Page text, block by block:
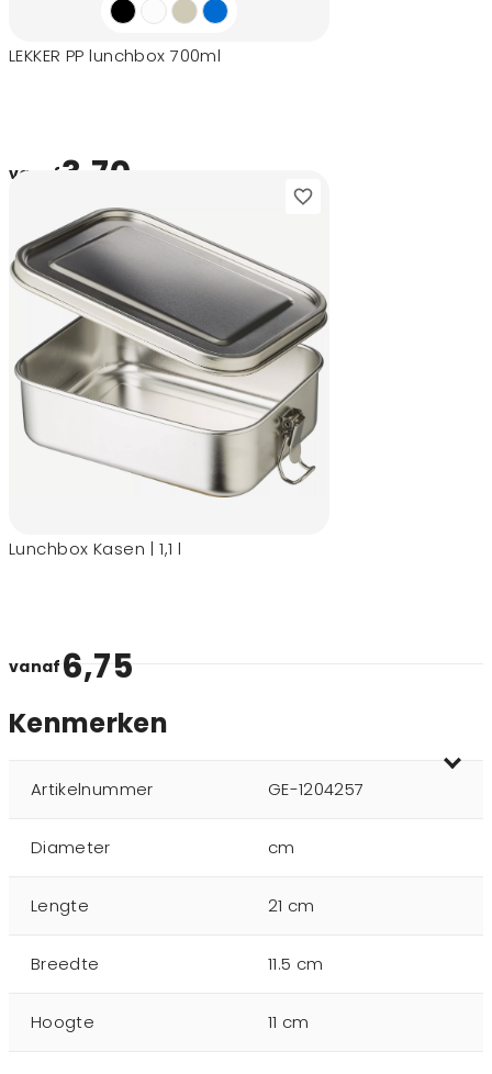
LEKKER PP lunchbox 700ml
vanaf3,70
Lunchbox Kasen | 1,1 l
vanaf 6,75
Kenmerken
Artikelnummer GE-1204257
Diameter cm
Lengte 21 cm
Breedte 11.5 cm
Hoogte 11 cm